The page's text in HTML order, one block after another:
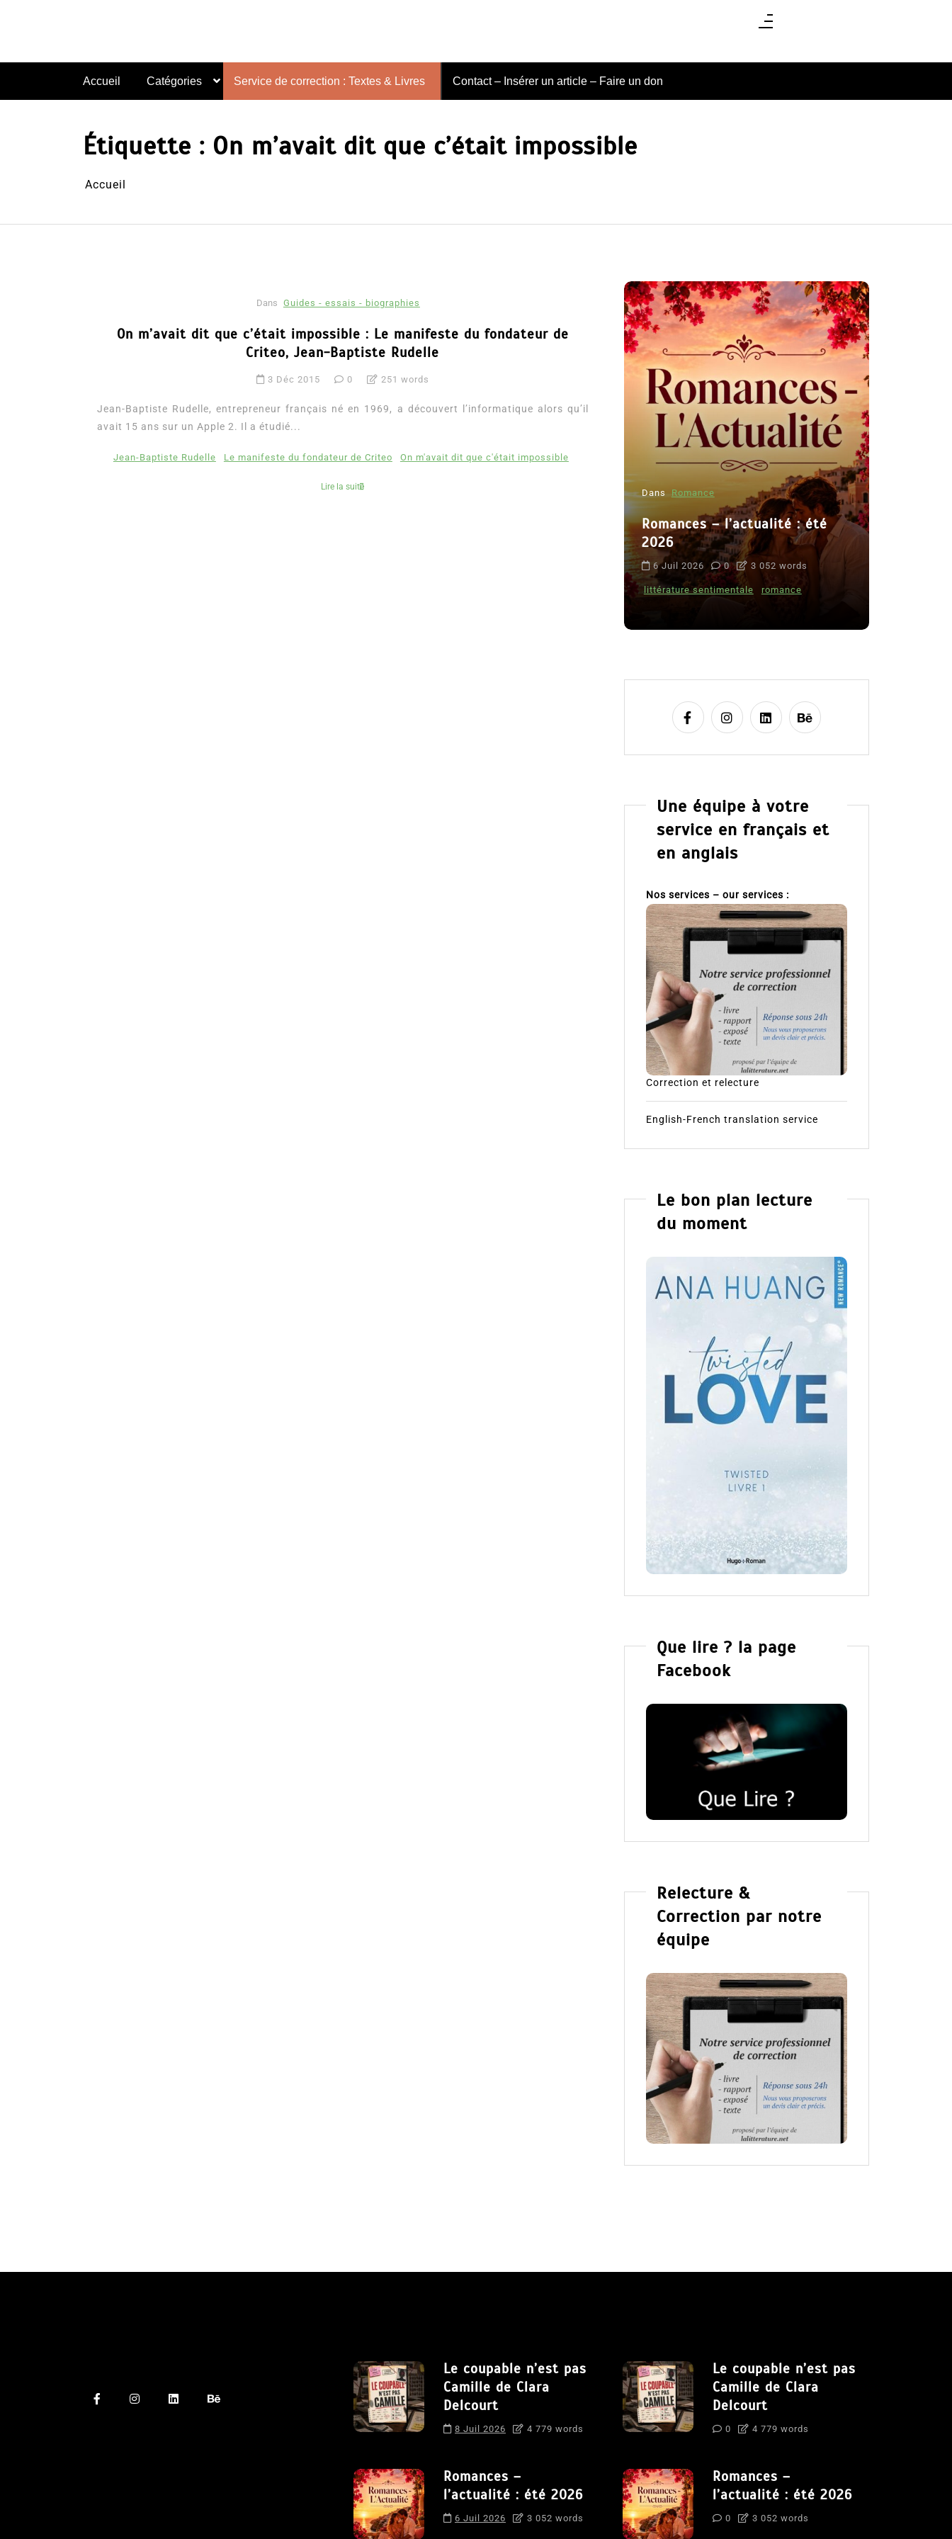
Accueil Catégories Service de correction : Textes & Livres Contact – Insérer un article – Faire un don
Étiquette : On m’avait dit que c’était impossible
Accueil
Dans Guides - essais - biographies
On m’avait dit que c’était impossible : Le manifeste du fondateur de
Criteo, Jean-Baptiste Rudelle
3 Déc 2015 0 251 words
Jean-Baptiste Rudelle, entrepreneur français né en 1969, a découvert l’informatique alors qu’il
avait 15 ans sur un Apple 2. Il a étudié...
Jean-Baptiste Rudelle Le manifeste du fondateur de Criteo On m'avait dit que c'était impossible
Lire la suite
Dans Romance
Romances – l’actualité : été
2026
6 Juil 2026 0 3 052 words
littérature sentimentale romance
Une équipe à votre
service en français et
en anglais
Nos services – our services :
Correction et relecture
English-French translation service
Le bon plan lecture
du moment
Que lire ? la page
Facebook
Relecture &
Correction par notre
équipe
Le coupable n’est pas
Camille de Clara
Delcourt
8 Juil 2026 4 779 words
Romances –
l’actualité : été 2026
6 Juil 2026 3 052 words
Le coupable n’est pas
Camille de Clara
Delcourt
0 4 779 words
Romances –
l’actualité : été 2026
0 3 052 words